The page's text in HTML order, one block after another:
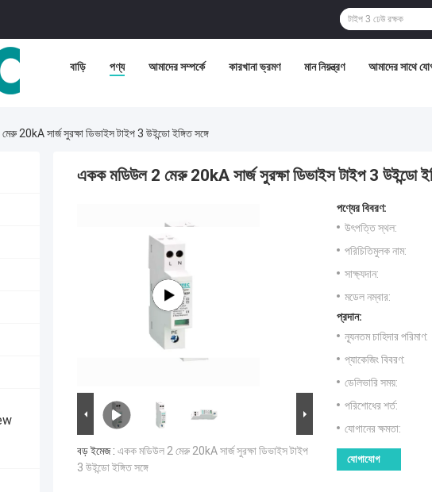
বাড়ি পণ্য আমাদের সম্পর্কে কারখানা ভ্রমণ মান নিয়ন্ত্রণ আমাদের সাথে
20kA সার্জ সুরক্ষা ডিভাইস টাইপ 3 উইন্ডো ইঙ্গিত সঙ্গে
একক মডিউল 2 মেরু 20kA সার্জ সুরক্ষা ডিভাইস টাইপ 3 উইন্ডো
বড় ইমেজ : একক মডিউল 2 মেরু 20kA সার্জ সুরক্ষা ডিভাইস টাইপ
3 উইন্ডো ইঙ্গিত সঙ্গে
পণ্যের বিবরণ:
উৎপত্তি স্থল:
পরিচিতিমুলক নাম:
সাক্ষ্যদান:
মডেল নম্বার:
প্রদান:
ন্যূনতম চাহিদার পরিমাণ:
প্যাকেজিং বিবরণ:
ডেলিভারি সময়:
পরিশোধের শর্ত:
যোগানের ক্ষমতা:
যোগাযোগ